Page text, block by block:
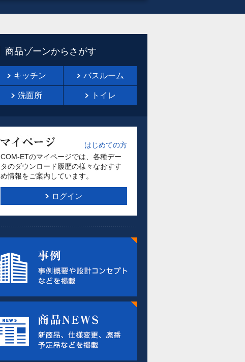
商品ゾーンからさがす
キッチン バスルーム
洗面所 トイレ
はじめての方
COM-ETのマイページでは、各種デー
タのダウンロード履歴の様々なおすす
め情報をご案内しています。
ログイン